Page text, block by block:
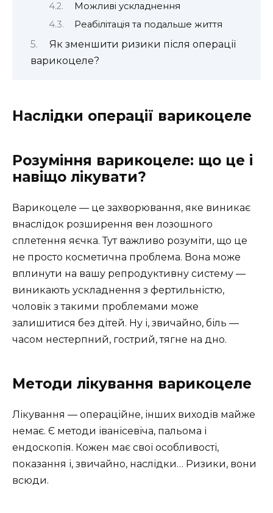
Можливі ускладнення
Реабілітація та подальше життя
Як зменшити ризики після операції
варикоцеле?
Наслідки операції варикоцеле
Розуміння варикоцеле: що це і
навіщо лікувати?
Варикоцеле — це захворювання, яке виникає
внаслідок розширення вен лозошного
сплетення яєчка. Тут важливо розуміти, що це
не просто косметична проблема. Вона може
вплинути на вашу репродуктивну систему —
виникають ускладнення з фертильністю,
чоловік з такими проблемами може
залишитися без дітей. Ну і, звичайно, біль —
часом нестерпний, гострий, тягне на дно.
Методи лікування варикоцеле
Лікування — операційне, інших виходів майже
немає. Є методи іванісевіча, пальома і
ендоскопія. Кожен має свої особливості,
показання і, звичайно, наслідки… Ризики, вони
всюди.